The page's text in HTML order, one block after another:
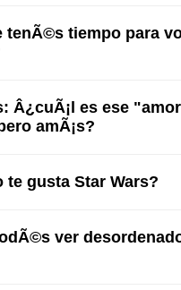
tenÃ©s tiempo para
Â¿cuÃ¡l es ese
amÃ¡s?
gusta Star Wars?
ver